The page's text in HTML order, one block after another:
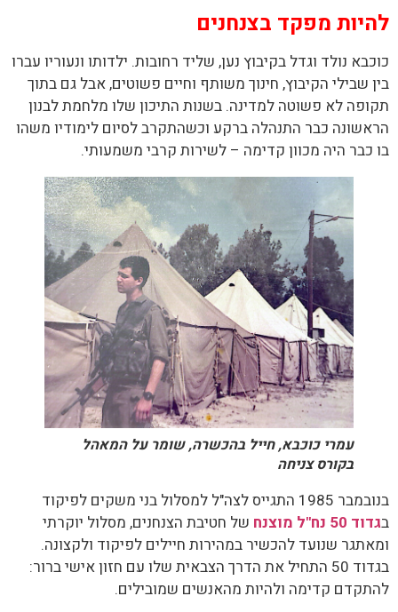
להיות מפקד בצנחנים
כוכבא נולד וגדל בקיבוץ נען, שליד רחובות. ילדותו ונעוריו עברו
בין שבילי הקיבוץ, חינוך משותף וחיים פשוטים, אבל גם בתוך
תקופה לא פשוטה למדינה. בשנות התיכון שלו מלחמת לבנון
הראשונה כבר התנהלה ברקע וכשהתקרב לסיום לימודיו משהו
בו כבר היה מכוון קדימה – לשירות קרבי משמעותי.
עמרי כוכבא, חייל בהכשרה, שומר על המאהל
בקורס צניחה
בנובמבר 1985 התגייס לצה"ל למסלול בני משקים לפיקוד
בגדוד 50 נח"ל מוצנח
של חטיבת הצנחנים, מסלול יוקרתי
ומאתגר שנועד להכשיר במהירות חיילים לפיקוד ולקצונה.
בגדוד 50 התחיל את הדרך הצבאית שלו עם חזון אישי ברור:
להתקדם קדימה ולהיות מהאנשים שמובילים.